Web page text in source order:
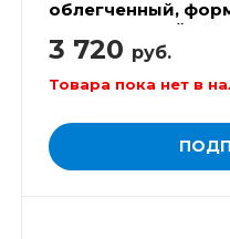
облегченный,
суперпрочный
3 720 руб.
Товара пока нет в